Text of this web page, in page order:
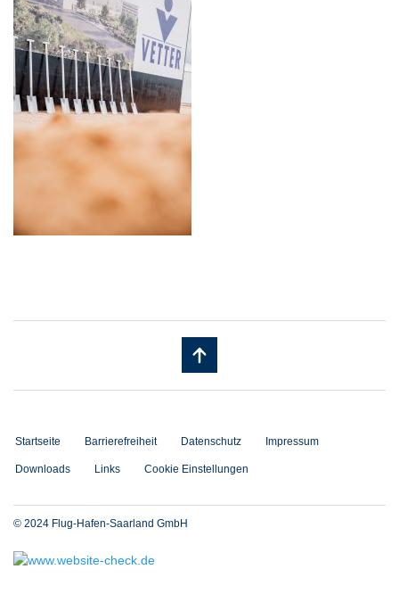
Startseite Barrierefreiheit Datenschutz Impressum
Downloads Links Cookie Einstellungen
© 2024 Flug-Hafen-Saarland GmbH